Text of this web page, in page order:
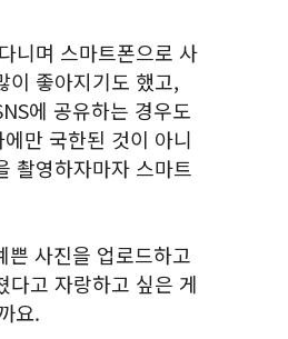
니며 스마트폰으로 사
이 좋아지기도 했고,
에 공유하는 경우도
만 국한된 것이 아니
촬영하자마자 스마트
쁜 사진을 업로드하고
다고 자랑하고 싶은 게
요.